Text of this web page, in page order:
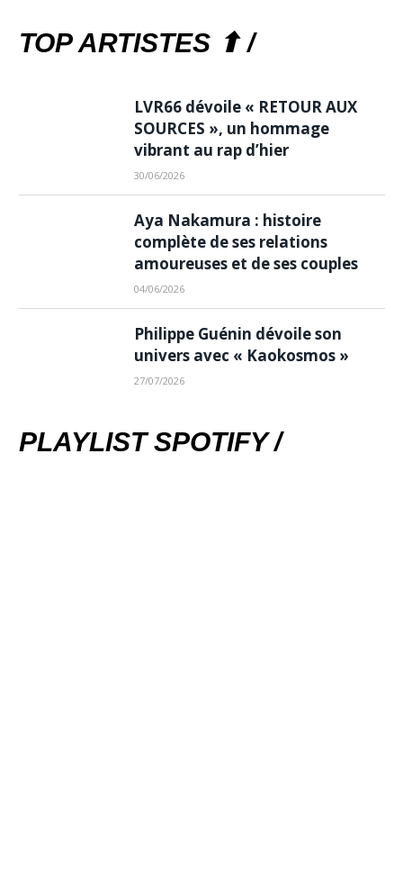
TOP ARTISTES ⬆ /
LVR66 dévoile « RETOUR AUX
SOURCES », un hommage
vibrant au rap d’hier
30/06/2026
Aya Nakamura : histoire
complète de ses relations
amoureuses et de ses couples
04/06/2026
Philippe Guénin dévoile son
univers avec « Kaokosmos »
27/07/2026
PLAYLIST SPOTIFY /